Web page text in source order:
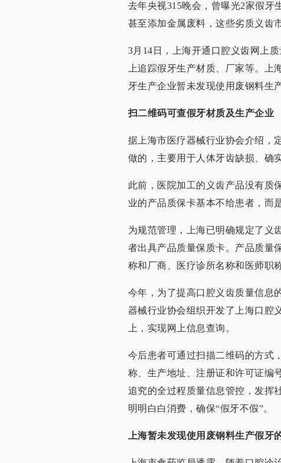
去年央视315晚会，曾曝光2家假牙
甚至添加金属废料，这些劣质义齿
3月14日，上海开通口腔义齿网上
上追踪假牙生产材质、厂家等。
牙生产企业暂未发现使用废钢料生
扫二维码可查假牙材质及生产企业
据上海市医疗器械行业协会介绍，
做的，主要用于人体牙齿缺损、确
此前，医院加工的义齿产品没有质
业的产品质保卡基本不给患者，而
为规范管理，上海已明确规定了义
者出具产品质量保质卡。产品质量
称和厂商、医疗诊所名称和医师职
今年，为了提高口腔义齿质量信息
器械行业协会组织开发了上海口腔
上，实现网上信息查询。
今后患者可通过扫描二维码的方式
称、生产地址、注册证和许可证编
追究的全过程质量信息管控，发挥
明明白白消费，确保“假牙不假”。
上海暂未发现使用废钢料生产假牙